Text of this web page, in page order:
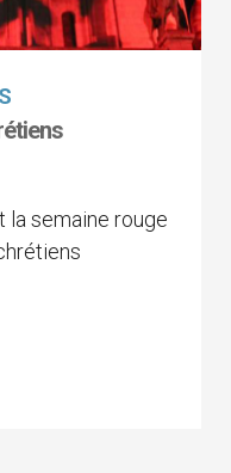
la semaine rouge